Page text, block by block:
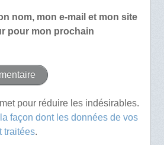
nom, mon e-mail et mon site
pour mon prochain
pour réduire les indésirables.
façon dont les données de vos
traitées.